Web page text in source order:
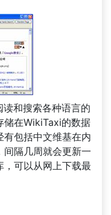
和搜索各种语言的
储在WikiTaxi的数据
有包括中文维基在内
间隔几周就会更新一
，可以从网上下载最